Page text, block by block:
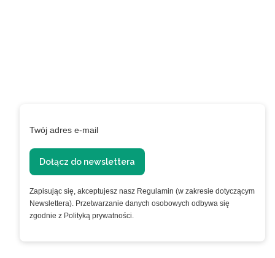
Twój adres e-mail
Dołącz do newslettera
Zapisując się, akceptujesz nasz Regulamin (w zakresie dotyczącym
Newslettera). Przetwarzanie danych osobowych odbywa się
zgodnie z Polityką prywatności.